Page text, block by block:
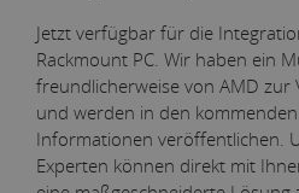
Jetzt verfügbar für die
Rackmount PC. Wir haben ein
freundlicherweise von AMD
und werden in den
Informationen veröffentlichen.
Experten können direkt mit